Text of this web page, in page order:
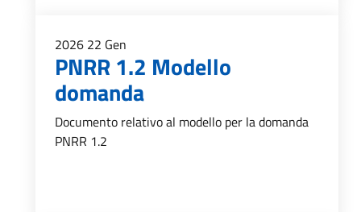
2026 22 Gen
PNRR 1.2 Modello
domanda
Documento relativo al modello per la domanda
PNRR 1.2